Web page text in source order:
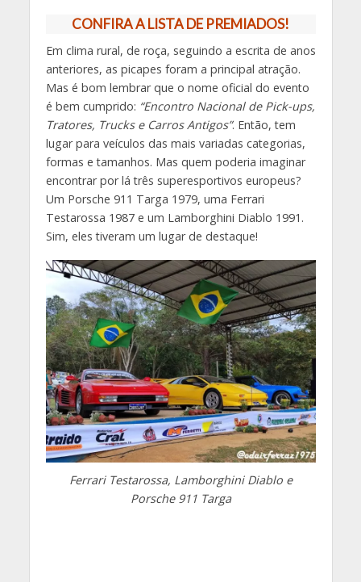
CONFIRA A LISTA DE PREMIADOS!
Em clima rural, de roça, seguindo a escrita de anos
anteriores, as picapes foram a principal atração.
Mas é bom lembrar que o nome oficial do evento
é bem cumprido: “Encontro Nacional de Pick-ups,
Tratores, Trucks e Carros Antigos”. Então, tem
lugar para veículos das mais variadas categorias,
formas e tamanhos. Mas quem poderia imaginar
encontrar por lá três superesportivos europeus?
Um Porsche 911 Targa 1979, uma Ferrari
Testarossa 1987 e um Lamborghini Diablo 1991.
Sim, eles tiveram um lugar de destaque!
Ferrari Testarossa, Lamborghini Diablo e
Porsche 911 Targa